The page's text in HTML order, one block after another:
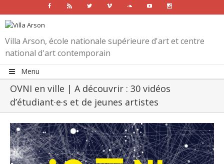
Facebook Rss Twitter Vimeo SoundcloudYoutube
Villa Arson, école nationale supérieure d'art et centre
national d'art contemporain
Menu
OVNI en ville | A découvrir : 30 vidéos
d’étudiant·e·s et de jeunes artistes
View
Larger
Image